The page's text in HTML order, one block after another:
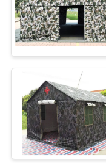
SƠ
ĐỒ
TRANG
WEB
PRIVACY
POLICY
PE